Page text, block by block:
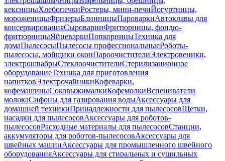
кексницыХлебопечкиРостеры, мини-печиЙогуртницы,
мороженицыФризерыБлинницыПароваркиАвтоклавы для
консервированияСыроварниФритюрницы, фондю-
фритюрницыЯйцеваркиПопкорницыТехника для
домаПылесосыПылесосы профессиональныеРоботы-
пылесосы, мойщики оконПароочистителиЭлектровеники,
электрошвабрыСтеклоочистителиСтерилизационное
оборудованиеТехника для приготовления
напитковЭлектрочайникиКофеварки,
кофемашиныСоковыжималкиКофемолкиВспениватели
молокаСифоны для газирования водыАксессуары для
домашней техникиПринадлежности для пылесосовЩетки,
насадки для пылесосовАксессуары для роботов-
пылесосовРасходные материалы для пылесосовСтанции,
аккумуляторы для роботов-пылесосовАксессуары для
швейных машинАксессуары для промышленного швейного
оборудованияАксессуары для стиральных и сушильных